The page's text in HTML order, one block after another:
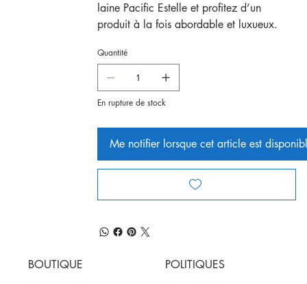
laine Pacific Estelle et profitez d’un
produit à la fois abordable et luxueux.
Quantité
En rupture de stock
Me notifier lorsque cet article est
BOUTIQUE POLITIQUES